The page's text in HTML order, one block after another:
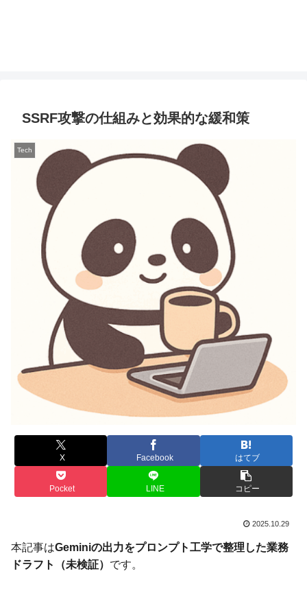
SSRF攻撃の仕組みと効果的な緩和策
Tech
X Facebook はてブ
Pocket LINE コピー
2025.10.29
本記事はGeminiの出力をプロンプト工学で整理した業務
ドラフト（未検証） です。